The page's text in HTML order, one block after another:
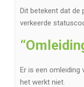
Dit betekent dat de
verkeerde
Er is een omleiding
het werkt niet.